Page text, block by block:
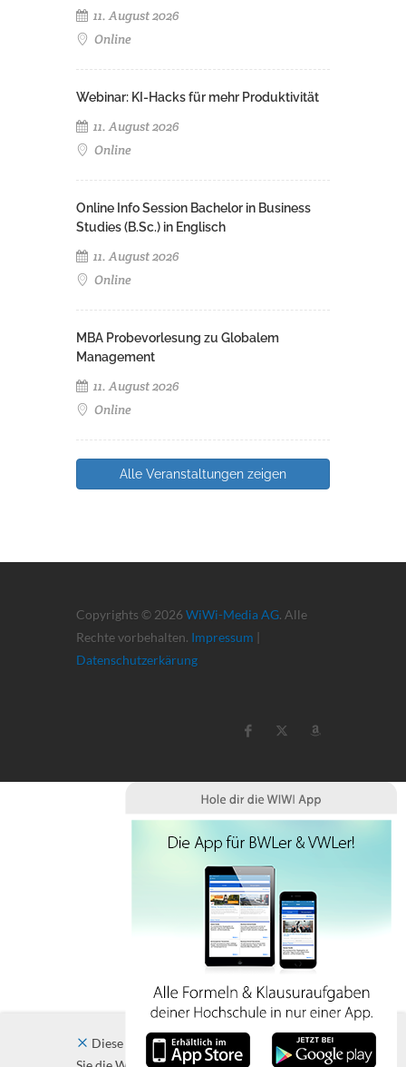
11. August 2026
Online
Webinar: KI-Hacks für mehr Produktivität
11. August 2026
Online
Online Info Session Bachelor in Business
Studies (B.Sc.) in Englisch
11. August 2026
Online
MBA Probevorlesung zu Globalem
Management
11. August 2026
Online
Alle Veranstaltungen zeigen
Copyrights © 2026 WiWi-Media AG. Alle
Rechte vorbehalten. Impressum
Datenschutzerkärung
Diese Website verwendet Cookies. Indem